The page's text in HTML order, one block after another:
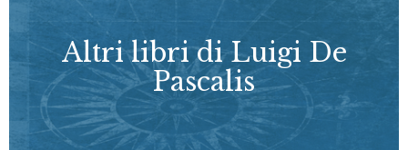
Altri libri di Luigi De
Pascalis